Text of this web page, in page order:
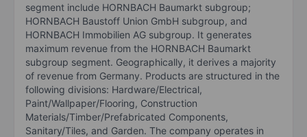
segment include HORNBACH Baumarkt subgroup;
HORNBACH Baustoff Union GmbH subgroup, and
HORNBACH Immobilien AG subgroup. It generates
maximum revenue from the HORNBACH Baumarkt
subgroup segment. Geographically, it derives a majority
of revenue from Germany. Products are structured in the
following divisions: Hardware/Electrical,
Paint/Wallpaper/Flooring, Construction
Materials/Timber/Prefabricated Components,
Sanitary/Tiles, and Garden. The company operates in